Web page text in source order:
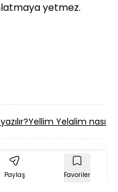
yetmez.
Yellim Yelalim nasıl
Paylaş Favoriler